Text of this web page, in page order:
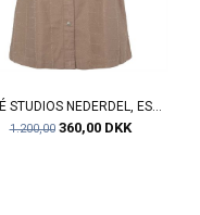
ESMÉ STUDIOS NEDERDEL, ESALIA MIDI SKIRT, FUNGI
1.200,00360,00 DKK